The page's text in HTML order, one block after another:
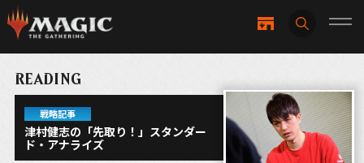
READING
戦略記事
津村健志の「先取り！」スタンダー
ド・アナライズ